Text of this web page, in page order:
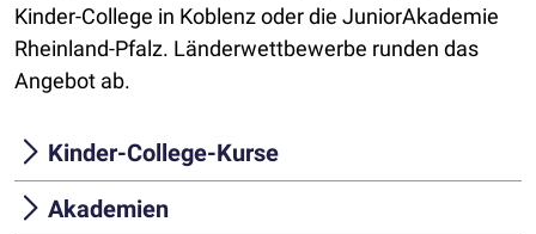
Kinder-College in Koblenz oder die JuniorAkademie
Rheinland-Pfalz. Länderwettbewerbe runden das
Angebot ab.
Kinder-College-Kurse
Akademien